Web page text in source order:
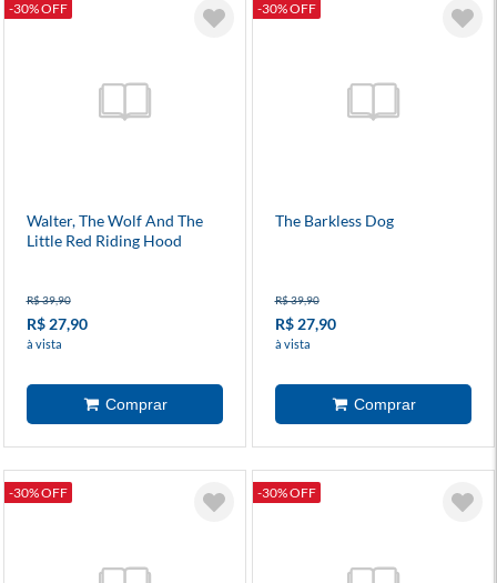
-30% OFF
Walter, The Wolf And The
Little Red Riding Hood
R$ 39,90
R$ 27,90
à vista
-30% OFF
The Barkless Dog
R$ 39,90
R$ 27,90
à vista
-30% OFF -30% OFF